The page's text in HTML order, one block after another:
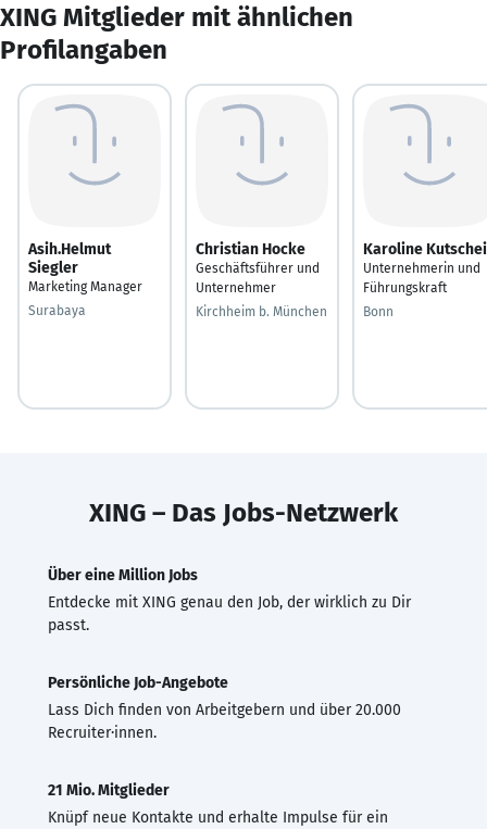
XING Mitglieder mit ähnlichen
Profilangaben
Asih.Helmut
Siegler
Marketing Manager
Surabaya
Christian Hocke
Geschäftsführer und
Unternehmer
Kirchheim b. München
Karoline
Unternehmerin und
Führungskraft
Bonn
XING – Das Jobs-Netzwerk
Über eine Million Jobs
Entdecke mit XING genau den Job, der wirklich zu Dir
passt.
Persönliche Job-Angebote
Lass Dich finden von Arbeitgebern und über 20.000
Recruiter·innen.
21 Mio. Mitglieder
Knüpf neue Kontakte und erhalte Impulse für ein